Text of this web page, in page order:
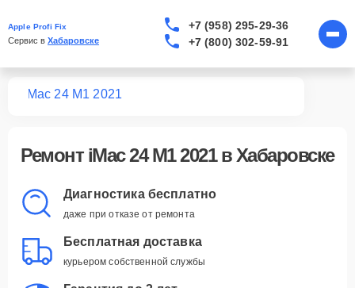
Apple Profi Fix
Сервис в Хабаровске
+7 (958) 295-29-36
+7 (800) 302-59-91
iMac 24 M1 2021
Ремонт iMac 24 M1 2021в Хабаровске
Диагностика бесплатно
даже при отказе от ремонта
Бесплатная доставка
курьером собственной службы